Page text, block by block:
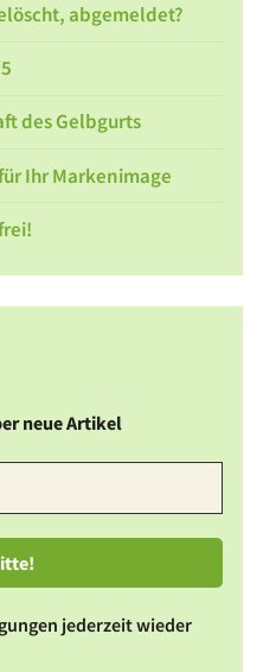
abgemeldet?
des Gelbgurts
Ihr Markenimage
neue Artikel
jederzeit wieder